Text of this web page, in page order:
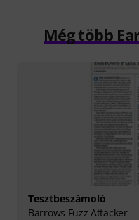
Még több
Tesztbeszámoló
Barrows Fuzz Attacker